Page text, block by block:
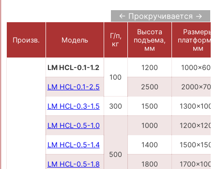
← Прокручивается →
Произв. Модель
Г/п,
кг
Высота
подъема,
мм
Размеры
мм
LM HCL-0.1-1.2
100
1200 1000x600
LM HCL-0.1-2.5 2500 2000x700
LM HCL-0.3-1.5 300 1500 1300x1000
LM HCL-0.5-1.0
500
1000 1200x1200
LM HCL-0.5-1.4 1400 1500x1500
LM HCL-0.5-1.8 1800 1700x1000